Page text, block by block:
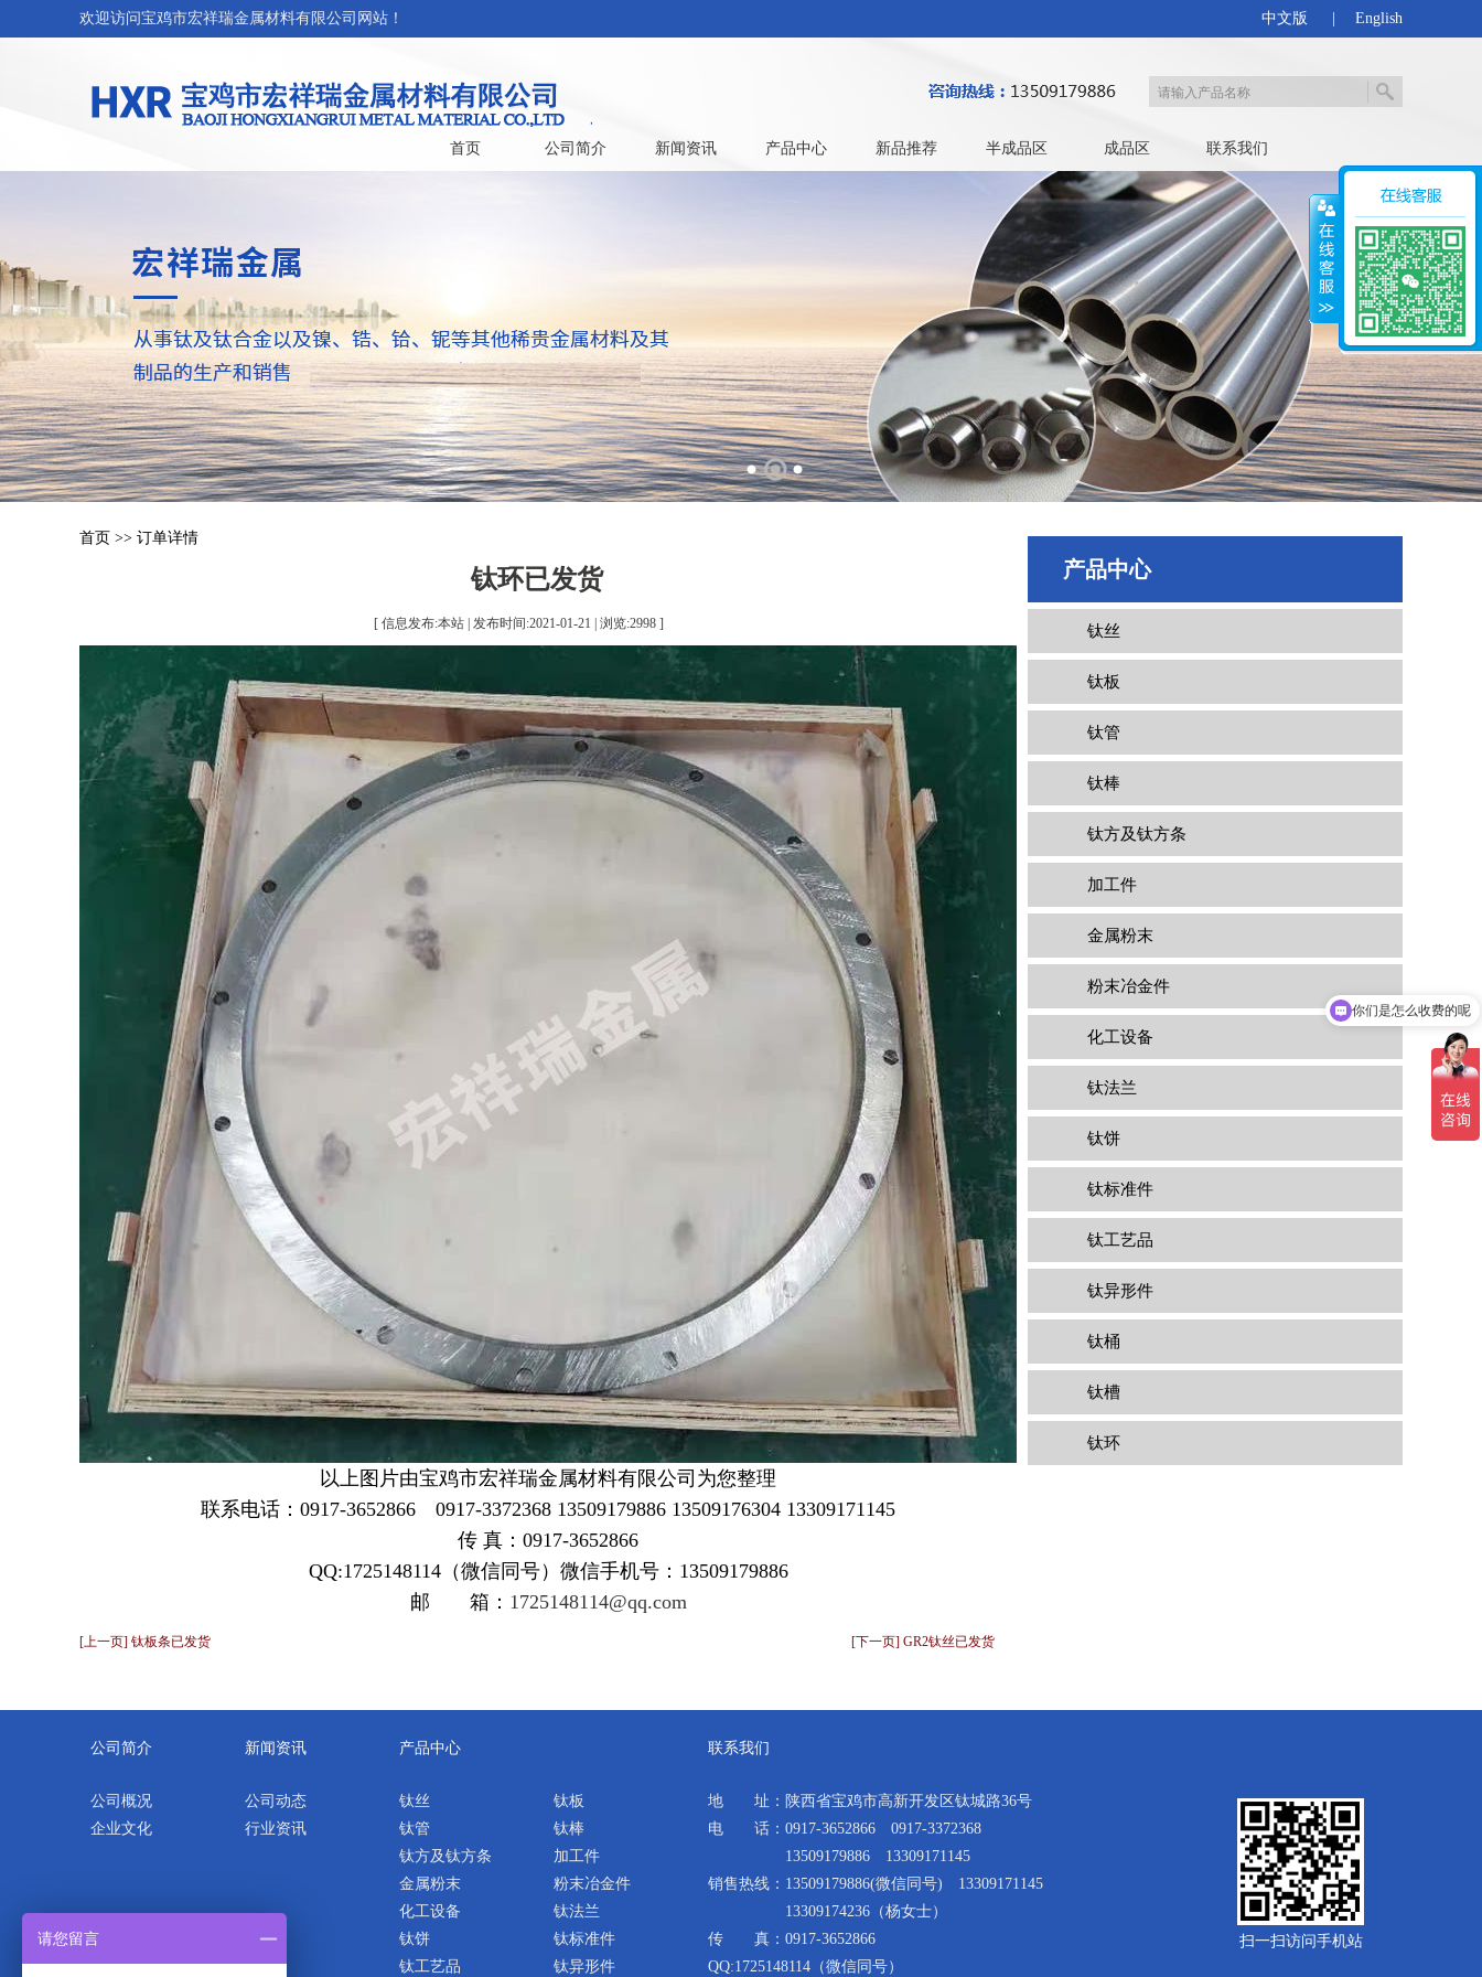
欢迎访问宝鸡市宏祥瑞金属材料有限公司网站！ 中文版 English
首页 公司简介 新闻资讯 产品中心 新品推荐 半成品区 成品区 联系我们
首页 >> 订单详情
钛环已发货
[ 信息发布:本站 | 发布时间:2021-01-21 | 浏览:2998]
以上图片由宝鸡市宏祥瑞金属材料有限公司为您整理
联系电话：0917-3652866 0917-3372368 13509179886 13509176304 13309171145
传 真：0917-3652866
QQ:1725148114（微信同号）微信手机号：13509179886
邮 箱： 1725148114@qq.com
[上一页] 钛板条已发货 [下一页] GR2钛丝已发货
产品中心
钛丝
钛板
钛管
钛棒
钛方及钛方条
加工件
金属粉末
粉末冶金件
化工设备
钛法兰
钛饼
钛标准件
钛工艺品
钛异形件
钛桶
钛槽
钛环
公司简介
公司概况
企业文化
新闻资讯
公司动态
行业资讯
产品中心
钛丝
钛板
钛管
钛棒
钛方及钛方条
加工件
金属粉末
粉末冶金件
化工设备
钛法兰
钛饼
钛标准件
钛工艺品
钛异形件
联系我们
地 址：陕西省宝鸡市高新开发区钛城路36号
电 话：0917-3652866 0917-3372368
13509179886 13309171145
销售热线：13509179886(微信同号) 13309171145
13309174236（杨女士）
传 真：0917-3652866
QQ:1725148114（微信同号）
扫一扫访问手机站
现在有优惠活动吗
请您留言